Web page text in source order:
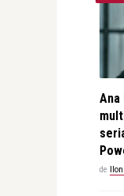
Ana
de